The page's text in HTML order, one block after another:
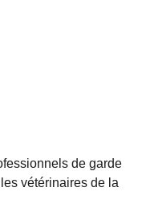
de garde
vétérinaires de la